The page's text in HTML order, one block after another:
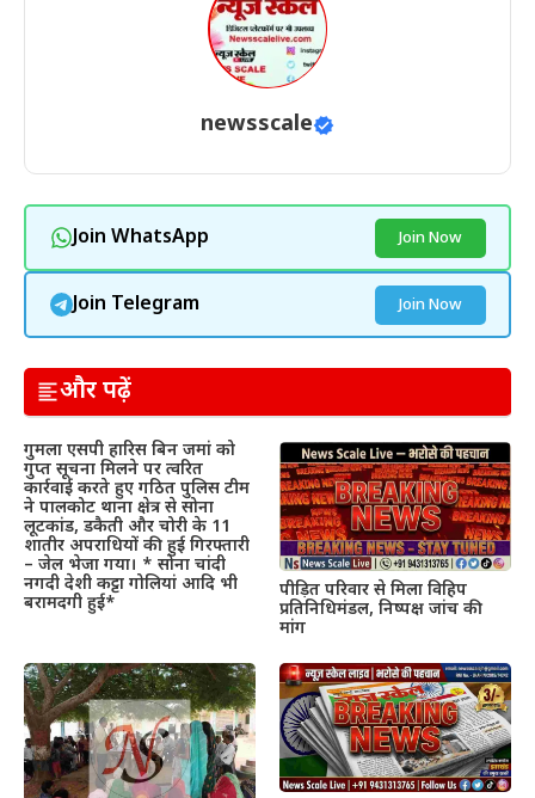
newsscale
Join WhatsApp Join Now
Join Telegram Join Now
और पढ़ें
गुमला एसपी हारिस बिन जमां को
गुप्त सूचना मिलने पर त्वरित
कार्रवाई करते हुए गठित पुलिस टीम
ने पालकोट थाना क्षेत्र से सोना
लूटकांड, डकैती और चोरी के 11
शातीर अपराधियों की हुई गिरफ्तारी
– जेल भेजा गया। * सोना चांदी
नगदी देशी कट्टा गोलियां आदि भी
बरामदगी हुई*
पीड़ित परिवार से मिला विहिप
प्रतिनिधिमंडल, निष्पक्ष जांच की
मांग